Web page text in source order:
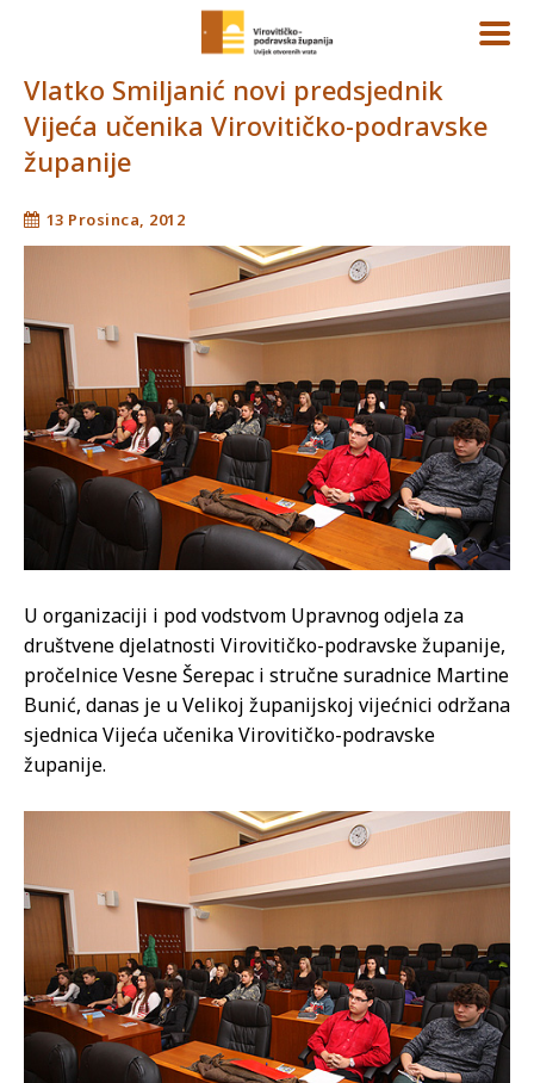
Vlatko Smiljanić novi predsjednik
Vijeća učenika Virovitičko-podravske
županije
13 Prosinca, 2012
U organizaciji i pod vodstvom Upravnog odjela za
društvene djelatnosti Virovitičko-podravske županije,
pročelnice Vesne Šerepac i stručne suradnice Martine
Bunić, danas je u Velikoj županijskoj vijećnici održana
sjednica Vijeća učenika Virovitičko-podravske
županije.